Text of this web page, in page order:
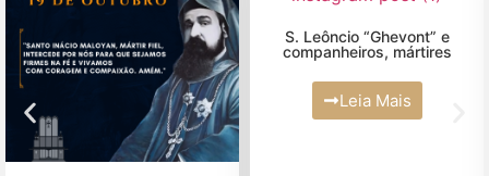
Abril (10)
Fevereiro (2)
S. Leôncio “Ghevont” e
companheiros, mártires
Leia Mais